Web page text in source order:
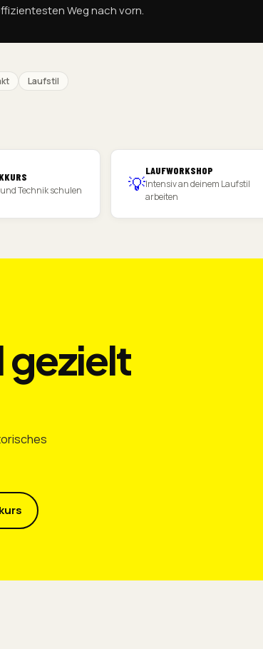
Weg nach vorn.
Laufstil
Technik schulen
💡
LAUFWORKSHOP
Intensiv an deinem Laufstil
arbeiten
gezielt